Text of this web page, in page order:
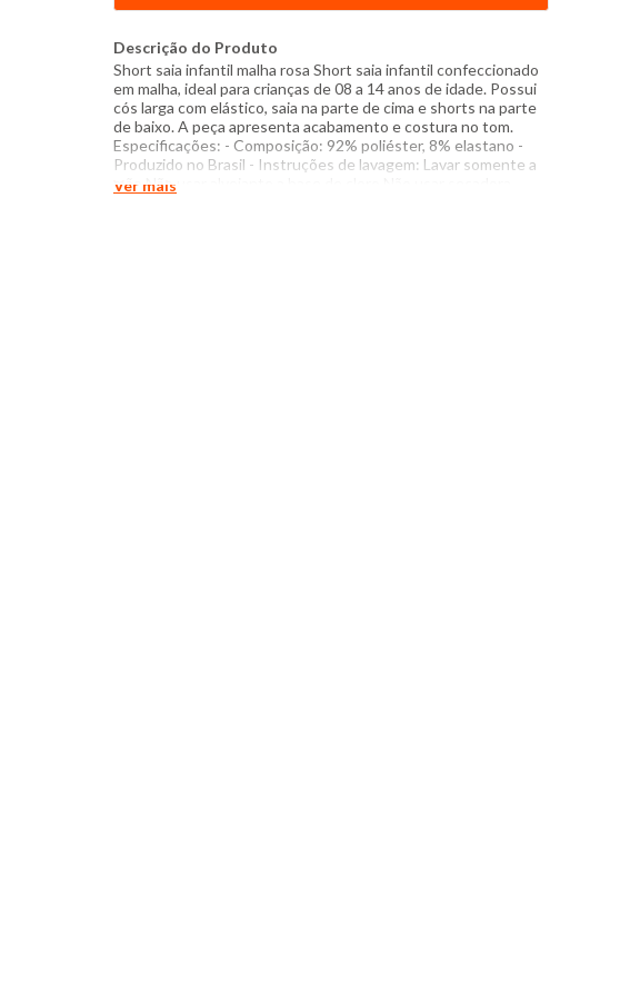
Descrição do Produto
Short saia infantil malha rosa Short saia infantil confeccionado
em malha, ideal para crianças de 08 a 14 anos de idade. Possui
cós larga com elástico, saia na parte de cima e shorts na parte
de baixo. A peça apresenta acabamento e costura no tom.
Especificações: - Composição: 92% poliéster, 8% elastano -
Produzido no Brasil - Instruções de lavagem: Lavar somente a
mão Não usar alvejante a base de cloro Não usar secadora
Ver mais